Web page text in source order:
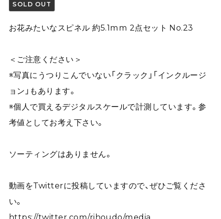
SOLD OUT
お花みたいなスピネル 約5.1mm 2点セット No.23
＜ご注意ください＞
※写真にうつりこんでいない「クラック」「インクルージ
ョン」もあります。
※個人で買えるデジタルスケールで計測しています。参
考値としてお考え下さい。
ソーティングはありません。
動画をTwitterに投稿していますので、ぜひご覧くださ
い。